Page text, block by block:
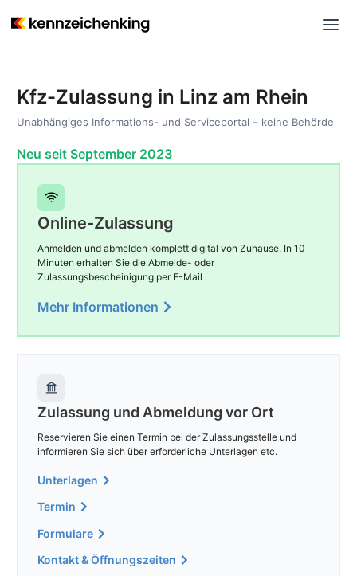
Kfz-Zulassung in Linz am Rhein
Unabhängiges Informations- und Serviceportal – keine Behörde
Neu seit September 2023
Online-Zulassung
Anmelden und abmelden komplett digital von Zuhause. In 10
Minuten erhalten Sie die Abmelde- oder
Zulassungsbescheinigung per E-Mail
Mehr Informationen
Zulassung und Abmeldung vor Ort
Reservieren Sie einen Termin bei der Zulassungsstelle und
informieren Sie sich über erforderliche Unterlagen etc.
Unterlagen
Termin
Formulare
Kontakt & Öffnungszeiten